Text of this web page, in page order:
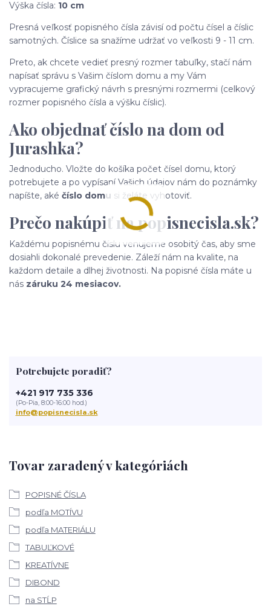
Výška čísla: 10 cm
Presná veľkosť popisného čísla závisí od počtu čísel a číslic
samotných. Číslice sa snažíme udržať vo veľkosti 9 - 11 cm.
Preto, ak chcete vedieť presný rozmer tabuľky, stačí nám
napísať správu s Vašim číslom domu a my Vám
vypracujeme grafický návrh s presnými rozmermi (celkový
rozmer popisného čísla a výšku číslic).
Ako objednať číslo na dom od
Jurashka?
Jednoducho. Vložte do košíka počet čísel domu, ktorý
potrebujete a po vypísaní Vašich údajov nám do poznámky
napíšte, aké číslo domu si želáte vyhotoviť.
Prečo nakúpiť na popisnecisla.sk?
Každému popisnému číslu venujeme osobitý čas, aby sme
dosiahli dokonalé prevedenie. Záleží nám na kvalite, na
každom detaile a dlhej životnosti. Na popisné čísla máte u
nás záruku 24 mesiacov.
Tovar zaradený v kategóriách
POPISNÉ ČÍSLA
podľa MOTÍVU
podľa MATERIÁLU
TABUĽKOVÉ
KREATÍVNE
DIBOND
na STĹP
Potrebujete poradiť?
+421 917 735 336
(Po-Pia, 8:00-16:00 hod.)
info@popisnecisla.sk